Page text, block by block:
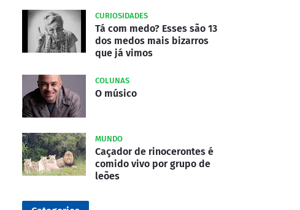
CURIOSIDADES
Tá com medo? Esses são 13
dos medos mais bizarros
que já vimos
COLUNAS
O músico
MUNDO
Caçador de rinocerontes é
comido vivo por grupo de
leões